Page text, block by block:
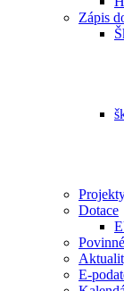
Zápis
Dotace
E-